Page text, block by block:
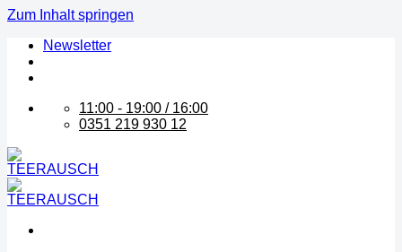
Zum Inhalt springen
Newsletter
11:00 - 19:00 / 16:00
0351 219 930 12